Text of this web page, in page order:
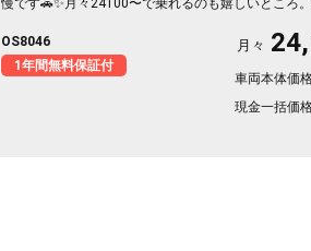
慢です🚗✨月々24100〜で乗れるのも嬉しいところ。
で狭い駐車場もスッと安心。ETC付きだから週末の
イスイ。仕事帰りの買い物も休日ドライブも快適に
す🎵毎日の相棒にぴったりですよ😊《1年保証付》
OS8046
1年間無料保証付
月々
車両本体価
現金一括価